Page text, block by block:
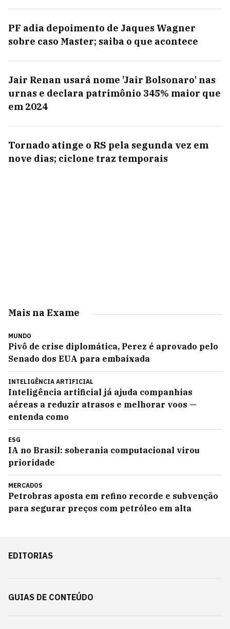
PF adia depoimento de Jaques Wagner
sobre caso Master; saiba o que acontece
Jair Renan usará nome 'Jair Bolsonaro' nas
urnas e declara patrimônio 345% maior que
em 2024
Tornado atinge o RS pela segunda vez em
nove dias; ciclone traz temporais
Mais na Exame
MUNDO
Pivô de crise diplomática, Perez é aprovado pelo
Senado dos EUA para embaixada
INTELIGÊNCIA ARTIFICIAL
Inteligência artificial já ajuda companhias
aéreas a reduzir atrasos e melhorar voos —
entenda como
ESG
IA no Brasil: soberania computacional virou
prioridade
MERCADOS
Petrobras aposta em refino recorde e subvenção
para segurar preços com petróleo em alta
EDITORIAS
GUIAS DE CONTEÚDO